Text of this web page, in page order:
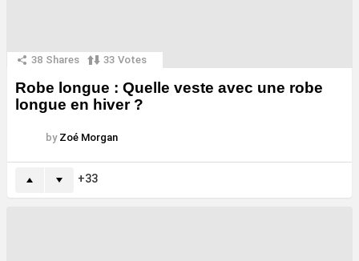
38 Shares 33 Votes
Robe longue : Quelle veste avec une robe
longue en hiver ?
by Zoé Morgan
33